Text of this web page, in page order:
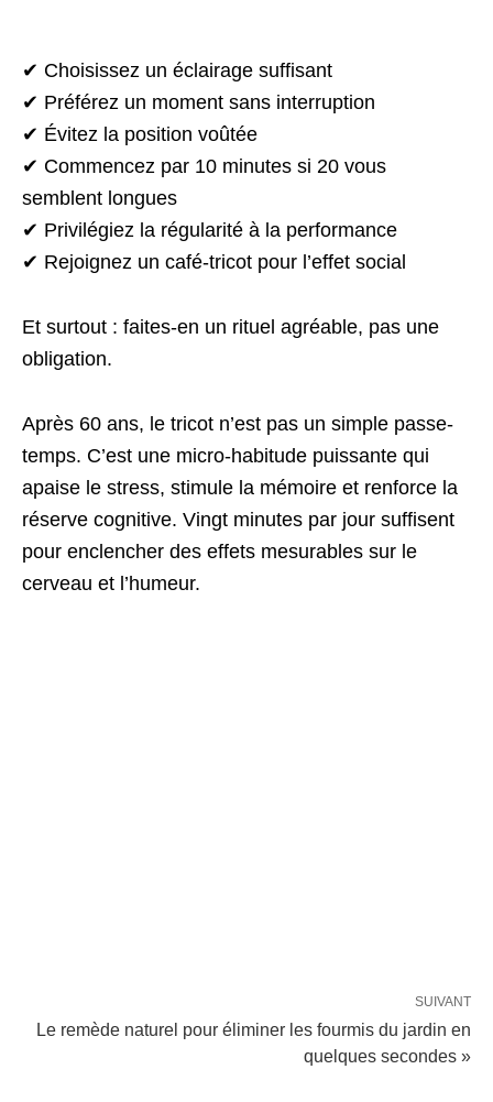
✔ Choisissez un éclairage suffisant
✔ Préférez un moment sans interruption
✔ Évitez la position voûtée
✔ Commencez par 10 minutes si 20 vous
semblent longues
✔ Privilégiez la régularité à la performance
✔ Rejoignez un café-tricot pour l’effet social
Et surtout : faites-en un rituel agréable, pas une
obligation.
Après 60 ans, le tricot n’est pas un simple passe-
temps. C’est une micro-habitude puissante qui
apaise le stress, stimule la mémoire et renforce la
réserve cognitive. Vingt minutes par jour suffisent
pour enclencher des effets mesurables sur le
cerveau et l’humeur.
SUIVANT
Le remède naturel pour éliminer les fourmis du jardin en
quelques secondes »